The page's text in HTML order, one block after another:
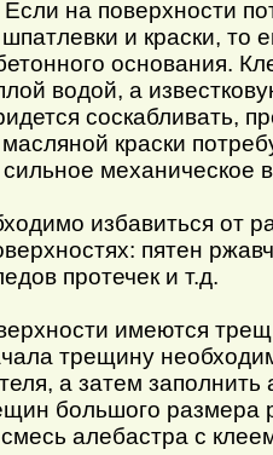
Если на поверхности
и краски, то
основания.
водой, а
соскабливать,
краски
механическое
избавиться от
пятен
протечек и т.д.
имеются
трещину
а затем заполнить
большого размера
смесь алебастра с